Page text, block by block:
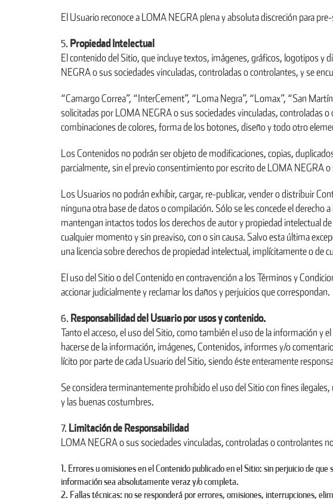
El Usuario reconoce a LOMA NEGRA plena y absoluta discreción para
Propiedad Intelectual
El contenido del Sitio, que incluye textos, imágenes, gráficos, logotipos y
NEGRA o sus sociedades vinculadas, controladas o controlantes, y se
“Camargo Correa”, “InterCement”, “Loma Negra”, “Lomax”, “San
solicitadas por LOMA NEGRA o sus sociedades vinculadas, controladas
combinaciones de colores, forma de los botones, diseño y todo otro
Los Contenidos no podrán ser objeto de modificaciones, copias,
parcialmente, sin el previo consentimiento por escrito de LOMA NEGRA
Los Usuarios no podrán exhibir, cargar, re-publicar, vender o distribuir
ninguna otra base de datos o compilación. Sólo se les concede el
mantengan intactos todos los derechos de autor y propiedad intelectual
cualquier momento y sin preaviso, con o sin causa. Salvo esta última
una licencia sobre derechos de propiedad intelectual, implícitamente o de
El uso del Sitio o del Contenido en contravención a los Términos y
accionar judicialmente y reclamar los daños y perjuicios que correspondan.
Responsabilidad del Usuario por usos y contenido.
Tanto el acceso, el uso del Sitio, como también el uso de la información y
hacerse de la información, imágenes, Contenidos, informes y/o
lícito por parte de cada Usuario del Sitio, siendo éste enteramente
Se considera terminantemente prohibido el uso del Sitio con fines
y las buenas costumbres.
Limitación de Responsabilidad
LOMA NEGRA o sus sociedades vinculadas, controladas o controlantes
Errores u omisiones en el Contenido publicado en el Sitio: sin perjuicio de
información sea absolutamente veraz y/o completa.
Fallas técnicas: no se responderá por errores, omisiones, interrupciones,